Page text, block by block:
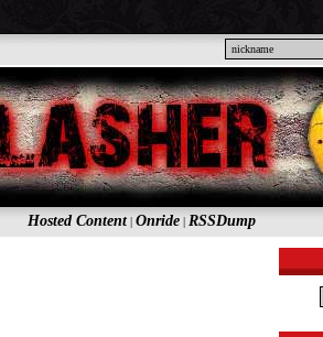
Hosted Content| Onride| RSSDump